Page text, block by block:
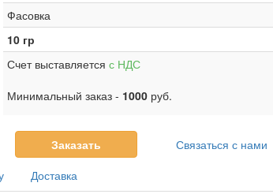
Фасовка
10 гр
Счет выставляется с НДС
Минимальный заказ - 1000руб.
Заказать
Связаться с нами
Доставка